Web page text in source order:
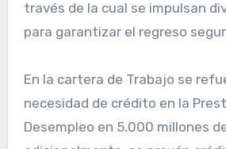
través de la cual se impulsan
para garantizar el regreso
En la cartera de Trabajo se
necesidad de crédito en la
Desempleo en 5.000 millones